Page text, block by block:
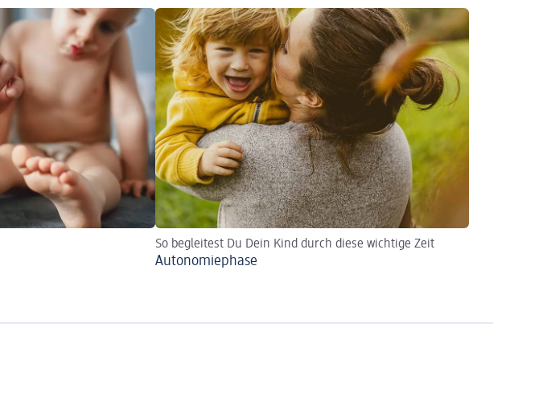
So begleitest Du Dein Kind durch diese wichtige Zeit
Autonomiephase